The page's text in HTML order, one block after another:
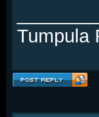
Tumpula